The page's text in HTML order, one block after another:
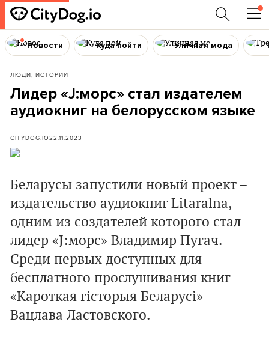
Новости Куда пойти Уличная мода
ЛЮДИ, ИСТОРИИ
Лидер «J:морс» стал издателем
аудиокниг на белорусском языке
CITYDOG.IO22.11.2023
Беларусы запустили новый проект –
издательство аудиокниг Litaralna,
одним из создателей которого стал
лидер «J:морс» Владимир Пугач.
Среди первых доступных для
бесплатного прослушивания книг
«Кароткая гісторыя Беларусі»
Вацлава Ластовского.